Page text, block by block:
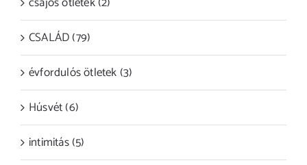
CSALÁD (79)
évfordulós ötletek (3)
Húsvét (6)
intimitás (5)